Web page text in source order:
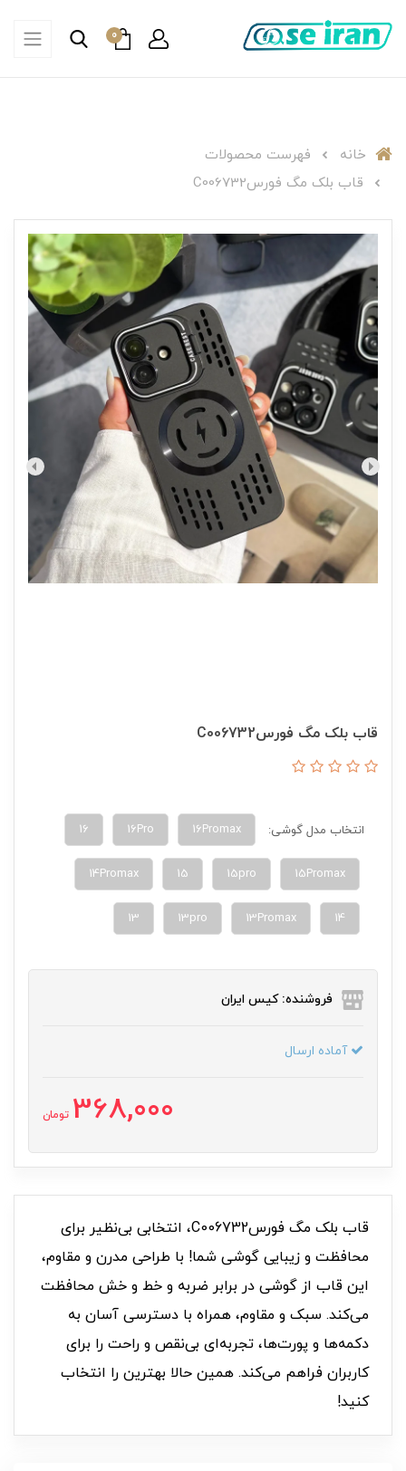
0
خانه
فهرست محصولات
قاب بلک مگ فورسC006732
قاب بلک مگ فورسC006732
انتخاب مدل گوشی: 16Promax
16Pro
16
15Promax
15pro
15
14Promax
14
13Promax
13pro
13
فروشنده: کیس ایران
آماده ارسال
368,000 تومان
قاب بلک مگ فورسC006732، انتخابی بی‌نظیر برای
محافظت و زیبایی گوشی شما! با طراحی مدرن و مقاوم،
این قاب از گوشی در برابر ضربه و خط و خش محافظت
می‌کند. سبک و مقاوم، همراه با دسترسی آسان به
دکمه‌ها و پورت‌ها، تجربه‌ای بی‌نقص و راحت را برای
کاربران فراهم می‌کند. همین حالا بهترین را انتخاب
کنید!